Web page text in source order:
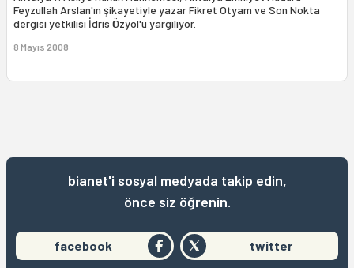
Feyzullah Arslan'ın şikayetiyle yazar Fikret Otyam ve Son Nokta
dergisi yetkilisi İdris Özyol'u yargılıyor.
8 Mayıs 2008
bianet'i sosyal medyada takip edin,
önce siz öğrenin.
facebook twitter